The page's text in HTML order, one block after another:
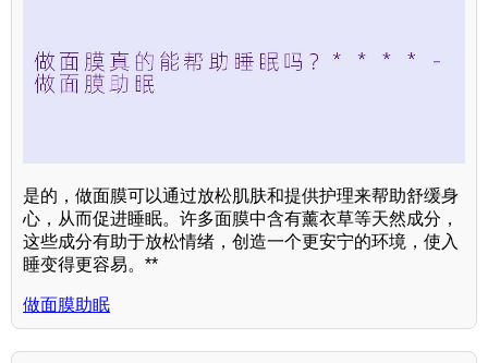
是的，做面膜可以通过放松肌肤和提供护理来帮助舒缓身
心，从而促进睡眠。许多面膜中含有薰衣草等天然成分，
这些成分有助于放松情绪，创造一个更安宁的环境，使入
睡变得更容易。**
做面膜助眠